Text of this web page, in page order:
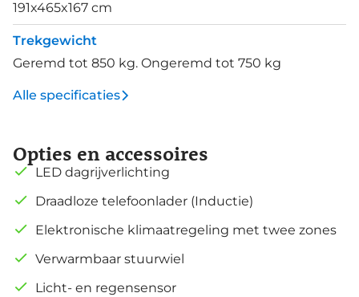
191x465x167 cm
Trekgewicht
Geremd tot 850 kg. Ongeremd tot 750 kg
Alle specificaties
Opties en accessoires
LED dagrijverlichting
Draadloze telefoonlader (Inductie)
Elektronische klimaatregeling met twee zones
Verwarmbaar stuurwiel
Licht- en regensensor